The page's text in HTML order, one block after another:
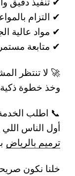
✔ التزام
✔ مواد عالية
✔ متابعة
🚀 لا تنتظر
وخذ خطوة
📞 اطلب
أول الناس
ترميم بالرياض
خلنا نكون